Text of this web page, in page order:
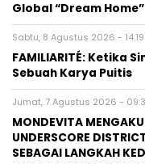
Global “Dream Home”
Sabtu, 8 Agustus 2026 - 14:19
FAMILIARITÉ: Ketika
Sebuah Karya Puitis
Jumat, 7 Agustus 2026 -
MONDEVITA
UNDERSCORE
SEBAGAI LANGKAH